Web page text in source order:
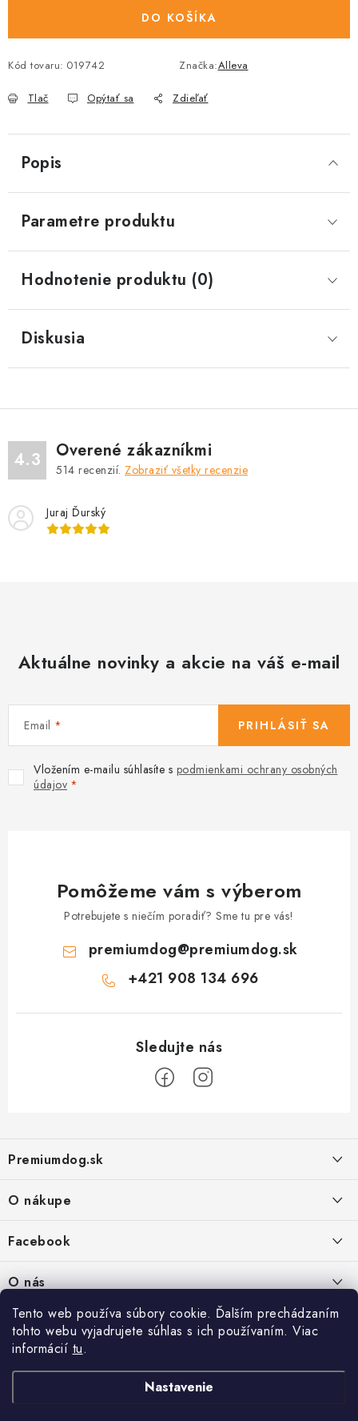
Tento web používa súbory cookie. Ďalším prechádzaním
tohto webu vyjadrujete súhlas s ich používaním. Viac
informácií tu.
Nastavenie
DO KOŠÍKA
Kód tovaru: 019742 Značka:Alleva
Tlač Opýtať sa Zdieľať
Popis
Parametre produktu
Hodnotenie produktu (0)
Diskusia
4.3 Overené zákazníkmi
514 recenzií. Zobraziť všetky recenzie
Juraj Ďurský
Aktuálne novinky a akcie na váš e-mail
Email
Vložením e-mailu súhlasíte s podmienkami ochrany osobných
údajov
PRIHLÁSIŤ SA
Pomôžeme vám s výberom
Potrebujete s niečím poradiť? Sme tu pre vás!
premiumdog@premiumdog.sk
+421 908 134 696
p
ä
Premiumdog.sk
PREDAJŇA:
Petőfiho 65
Štúrovo 943 01
Po-Pia - 8:00-18:00
O nákupe
Ochrana osobných údajov
Vrátanie tovaru
Reklamácie
Facebook
O nás
Kontakty
Prečo nakúpiť u nás
Predajňa